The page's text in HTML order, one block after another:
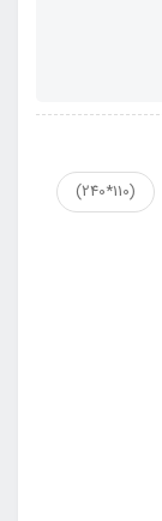
(110*240)